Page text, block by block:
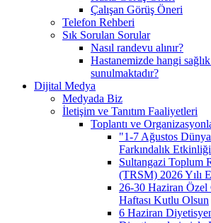
Çalışan Görüş Öneri
Telefon Rehberi
Sık Sorulan Sorular
Nasıl randevu alınır?
Hastanemizde hangi
sunulmaktadır?
Dijital Medya
Medyada Biz
İletişim ve Tanıtım Faaliyetleri
Toplantı ve
"1-7 Ağustos
Farkındalık
Sultangazi Toplum
(TRSM) 2026 Yılı
26-30 Haziran
Haftası Kutlu Olsun
6 Haziran